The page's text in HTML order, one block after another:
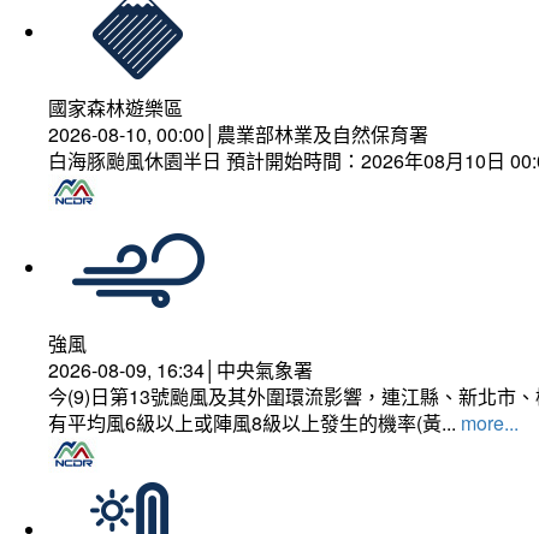
國家森林遊樂區
2026-08-10, 00:00│農業部林業及自然保育署
白海豚颱風休園半日 預計開始時間：2026年08月10日
強風
2026-08-09, 16:34│中央氣象署
今(9)日第13號颱風及其外圍環流影響，連江縣、新北市
有平均風6級以上或陣風8級以上發生的機率(黃... more...